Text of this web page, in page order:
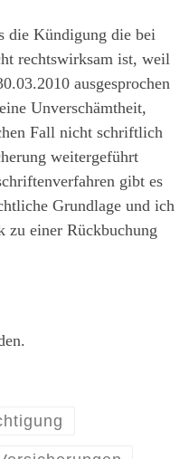
die Kündigung die bei
rechtswirksam ist, weil
ausgesprochen
Unverschämtheit,
Fall nicht schriftlich
weitergeführt
gibt es
Grundlage und ich
zu einer Rückbuchung